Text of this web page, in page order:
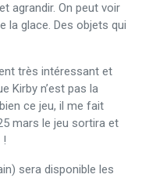
agrandir. On peut voir
la glace. Des objets qui
très intéressant et
Kirby n’est pas la
ce jeu, il me fait
mars le jeu sortira et
!
sera disponible les